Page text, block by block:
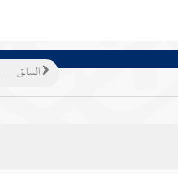
السابق